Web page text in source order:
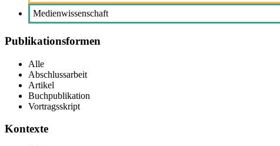
Medienwissenschaft
Publikationsformen
Alle
Abschlussarbeit
Artikel
Buchpublikation
Vortragsskript
Kontexte